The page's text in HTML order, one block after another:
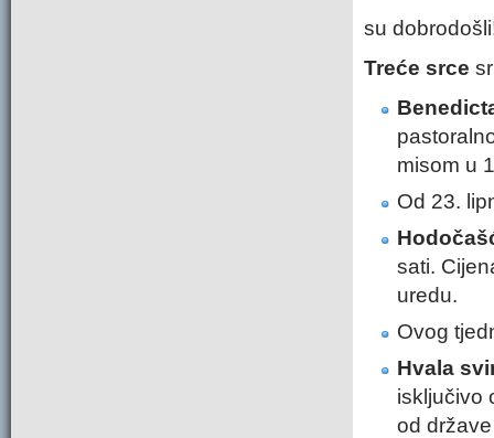
su
Treće srce
misom u
Od 23.
sati.
uredu.
Ovog
Hvala
isključivo
od